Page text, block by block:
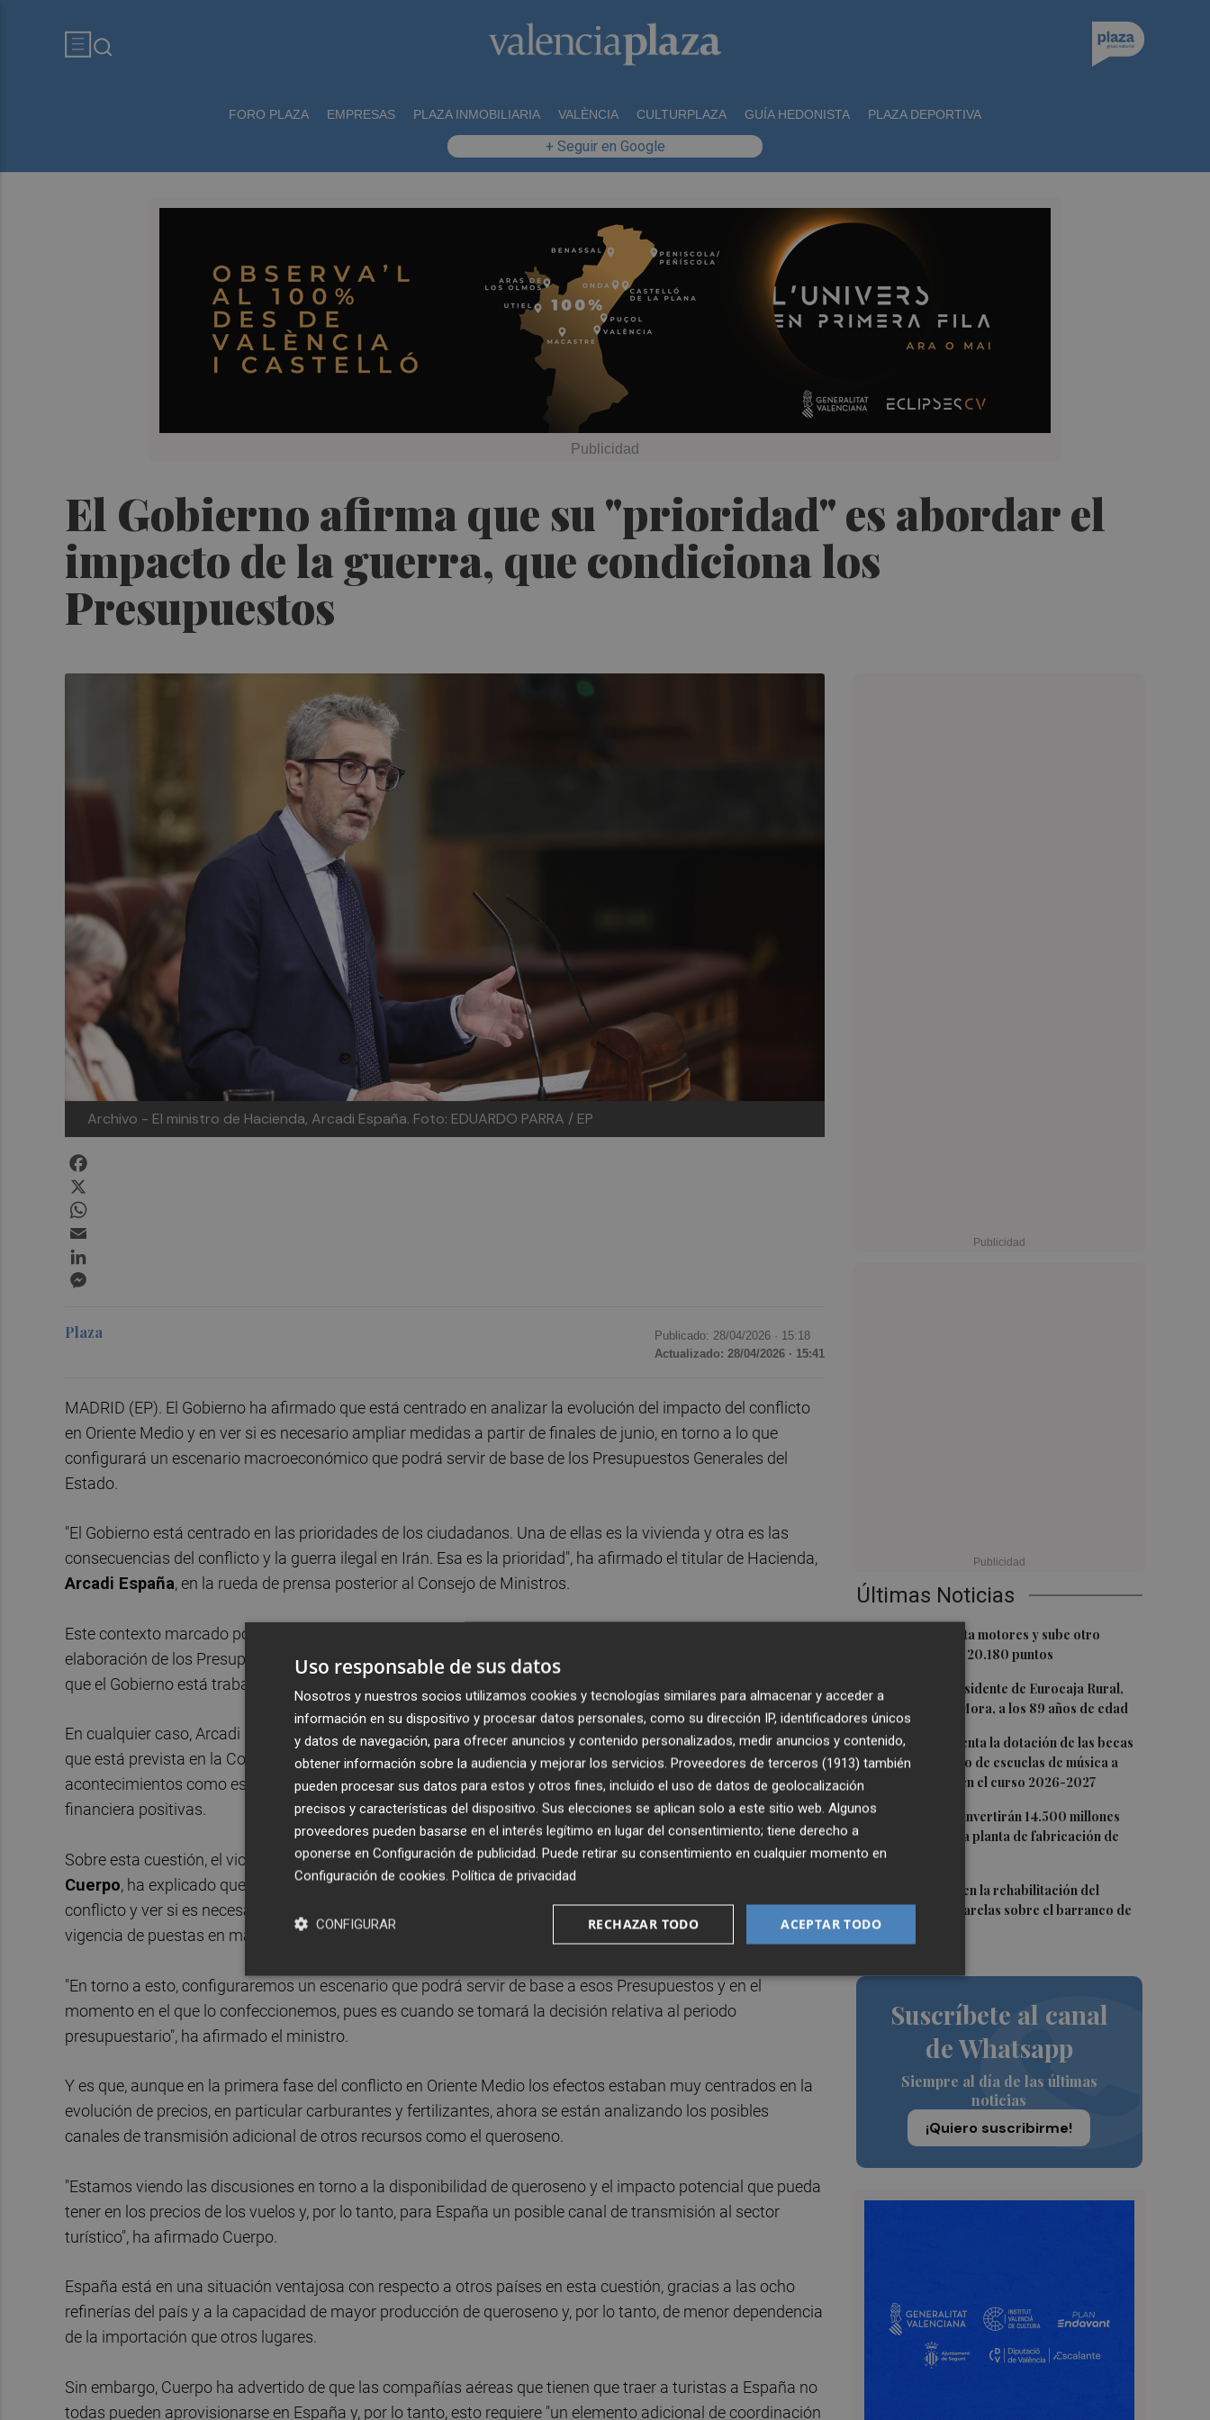
FORO PLAZA EMPRESAS PLAZA INMOBILIARIA VALÈNCIA CULTURPLAZA GUÍA HEDONISTA PLAZA DEPORTIVA
+ Seguir en Google
El Gobierno afirma que su "prioridad" es abordar el
impacto de la guerra, que condiciona los
Presupuestos
Archivo - El ministro de Hacienda, Arcadi España. Foto: EDUARDO PARRA / EP
Últimas Noticias
El Ibex 35 aprieta motores y sube otro
0,62%, hasta los 20.180 puntos
2Fallece el expresidente de Eurocaja Rural,
Andrés Gómez Mora, a los 89 años de edad
3CaixaBank aumenta la dotación de las becas
para el alumnado de escuelas de música a
275.000 euros en el curso 2026-2027
4Tesla y SpaceX invertirán 14.500 millones
para construir la planta de fabricación de
chips Terafab
L'Eliana avanza en la rehabilitación del
puente y las pasarelas sobre el barranco de
Mandor
Suscríbete al canal
de Whatsapp
Siempre al día de las últimas
noticias
¡Quiero suscribirme!
Plaza Publicado: 28/04/2026 · 15:18
Actualizado: 28/04/2026 · 15:41
MADRID (EP). El Gobierno ha afirmado que está centrado en analizar la evolución del impacto del conflicto
en Oriente Medio y en ver si es necesario ampliar medidas a partir de finales de junio, en torno a lo que
configurará un escenario macroeconómico que podrá servir de base de los Presupuestos Generales del
Estado.
"El Gobierno está centrado en las prioridades de los ciudadanos. Una de ellas es la vivienda y otra es las
consecuencias del conflicto y la guerra ilegal en Irán. Esa es la prioridad", ha afirmado el titular de Hacienda,
Arcadi España, en la rueda de prensa posterior al Consejo de Ministros.
Este contexto marcado por la incertidumbre afecta, según España, a los indicadores básicos de la
elaboración de los Presupuestos Generales del Estado, específicamente el cuadro macroeconómico, en el
que el Gobierno está trabajando.
En cualquier caso, Arcadi España ha trasladado un mensaje de tranquilidad, ya que, a pesar de la prórroga
que está prevista en la Constitución, "el Gobierno sigue funcionando bien", pudiendo hacer frente a
acontecimientos como esta guerra con un paquete de 5.000 millones de euros y con unas cifras de salud
financiera positivas.
Sobre esta cuestión, el vicepresidente primero y ministro de Economía, Comercio y Empresa,Carlos
Cuerpo, ha explicado que actualmente el Ejecutivo está centrado en analizar la evolución del impacto del
conflicto y ver si es necesario ampliar medidas a partir de finales de junio, que es cuando se termina la
vigencia de puestas en marcha actualmente.
"En torno a esto, configuraremos un escenario que podrá servir de base a esos Presupuestos y en el
momento en el que lo confeccionemos, pues es cuando se tomará la decisión relativa al periodo
presupuestario", ha afirmado el ministro.
Y es que, aunque en la primera fase del conflicto en Oriente Medio los efectos estaban muy centrados en la
evolución de precios, en particular carburantes y fertilizantes, ahora se están analizando los posibles
canales de transmisión adicional de otros recursos como el queroseno.
"Estamos viendo las discusiones en torno a la disponibilidad de queroseno y el impacto potencial que pueda
tener en los precios de los vuelos y, por lo tanto, para España un posible canal de transmisión al sector
turístico", ha afirmado Cuerpo.
España está en una situación ventajosa con respecto a otros países en esta cuestión, gracias a las ocho
refinerías del país y a la capacidad de mayor producción de queroseno y, por lo tanto, de menor dependencia
de la importación que otros lugares.
Sin embargo, Cuerpo ha advertido de que las compañías aéreas que tienen que traer a turistas a España no
todas pueden aprovisionarse en España y, por lo tanto, esto requiere "un elemento adicional de coordinación
Uso responsable de sus datos
Nosotros y nuestros socios utilizamos cookies y tecnologías similares para almacenar y acceder a
información en su dispositivo y procesar datos personales, como su dirección IP, identificadores únicos
y datos de navegación, para ofrecer anuncios y contenido personalizados, medir anuncios y contenido,
obtener información sobre la audiencia y mejorar los servicios. Proveedores de terceros (1913) también
pueden procesar sus datos para estos y otros fines, incluido el uso de datos de geolocalización
precisos y características del dispositivo. Sus elecciones se aplican solo a este sitio web. Algunos
proveedores pueden basarse en el interés legítimo en lugar del consentimiento; tiene derecho a
oponerse en Configuración de publicidad. Puede retirar su consentimiento en cualquier momento en
Configuración de cookies. Política de privacidad
ACEPTAR TODO
RECHAZAR TODO
CONFIGURAR